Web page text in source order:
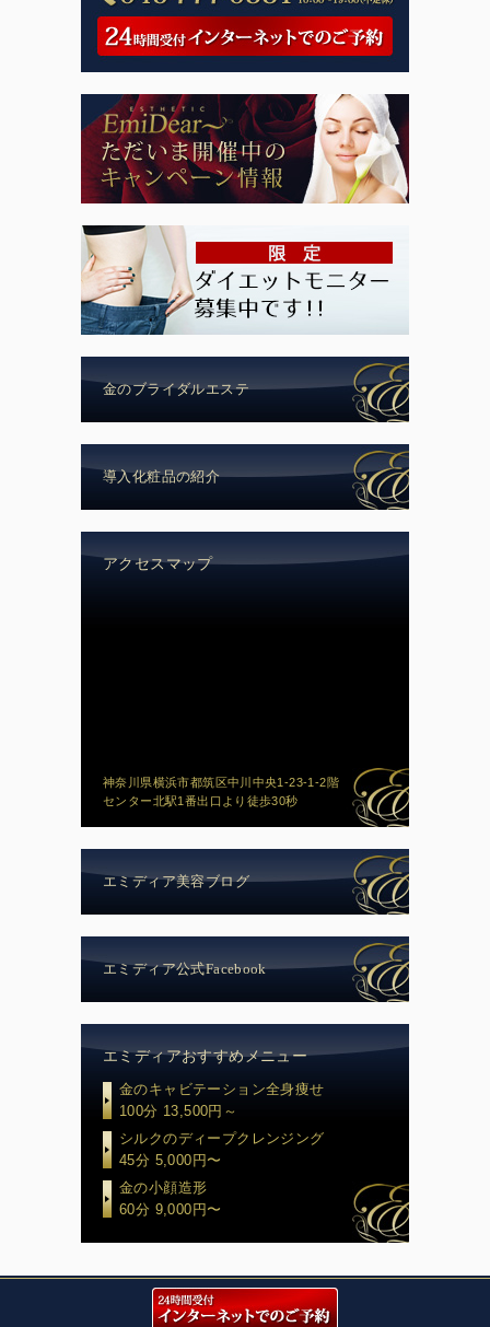
金のブライダルエステ
導入化粧品の紹介
アクセスマップ
神奈川県横浜市都筑区中川中央1-23-1-2階
センター北駅1番出口より徒歩30秒
エミディア美容ブログ
エミディア公式Facebook
エミディアおすすめメニュー
金のキャビテーション全身痩せ
100分 13,500円～
シルクのディープクレンジング
45分 5,000円〜
金の小顔造形
60分 9,000円〜